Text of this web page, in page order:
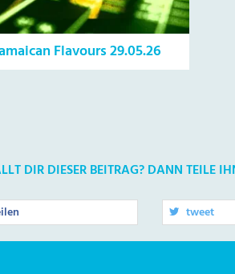
Flavours 29.05.26
DIR DIESER BEITRAG? DANN TEILE
tweet